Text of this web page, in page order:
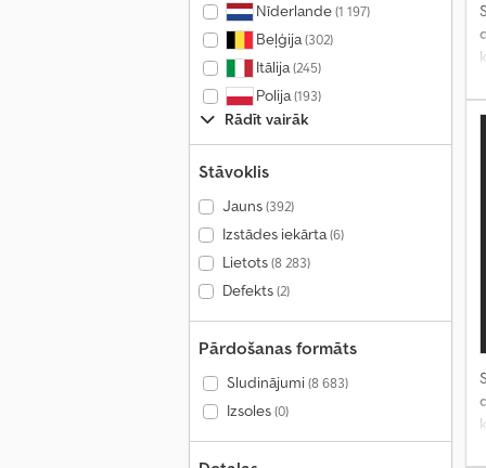
Nīderlande(1 197)
Beļģija(302)
Itālija(245)
Polija(193)
Rādīt vairāk
Stāvoklis
Jauns(392)
Izstādes iekārta(6)
Lietots(8 283)
Defekts(2)
Pārdošanas formāts
Sludinājumi(8 683)
Izsoles(0)